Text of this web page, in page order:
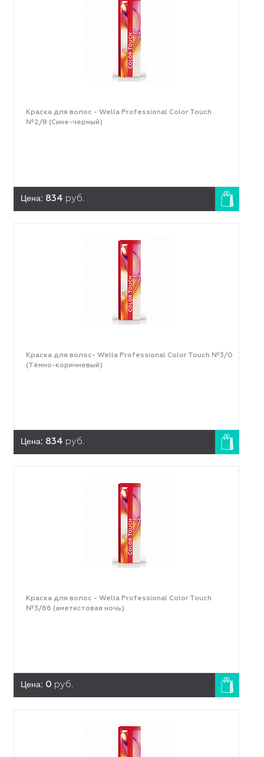
Краска для волос - Wella Professional Color Touch
№2/8 (Сине-черный)
Цена: 834 руб.
Краска для волос- Wella Professional Color Touch №3/0
(Тёмно-коричневый)
Цена: 834 руб.
Краска для волос - Wella Professional Color Touch
№3/66 (аметистовая ночь)
Цена: 0 руб.